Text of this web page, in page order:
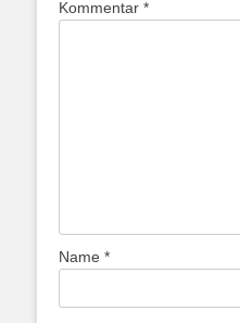
Kommentar *
Name *